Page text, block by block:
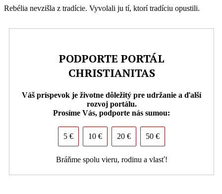
Rebélia nevzišla z tradície. Vyvolali ju tí, ktorí tradíciu opustili.
PODPORTE PORTÁL
CHRISTIANITAS
Váš príspevok je životne dôležitý pre udržanie a ďalší
rozvoj portálu.
Prosíme Vás, podporte nás sumou:
5 € 10 € 20 € 50 €
Bráňme spolu vieru, rodinu a vlasť!